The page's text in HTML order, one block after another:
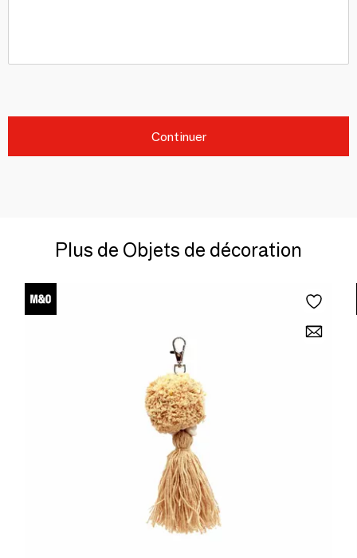
Continuer
Plus de Objets de décoration